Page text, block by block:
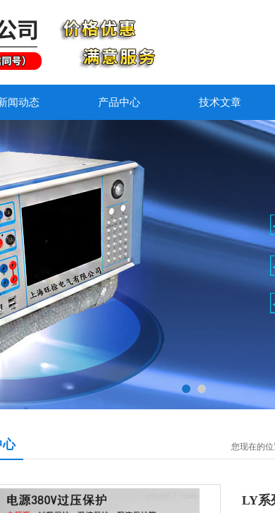
闻动态 产品中心 技术文章
心 您现在的位
LY系